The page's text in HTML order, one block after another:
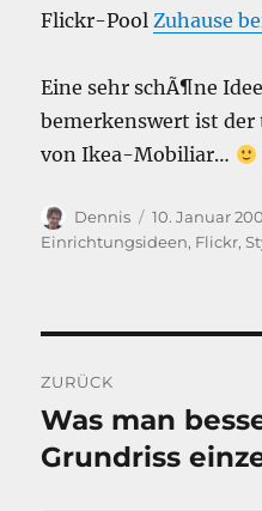
Flickr-Pool Zuhause
Eine sehr schÃ¶ne
bemerkenswert ist
von Ikea-Mobiliar…
Autor
Dennis
Veröffentlicht
am
10. Januar
Einrichtungsideen, Flickr,
ZURÜCK
Vorheriger
Beitrag:
Was man
Grundriss